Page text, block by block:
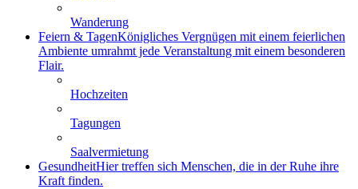
Wanderung
Feiern & TagenKönigliches Vergnügen mit einem feierlichen
Ambiente umrahmt jede Veranstaltung mit einem besonderen
Flair.
Hochzeiten
Tagungen
Saalvermietung
GesundheitHier treffen sich Menschen, die in der Ruhe ihre
Kraft finden.